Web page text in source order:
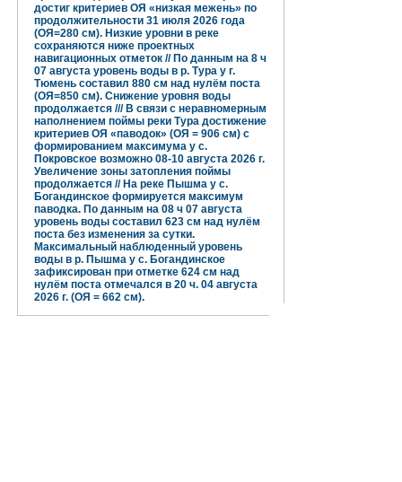
достиг критериев ОЯ «низкая межень» по
продолжительности 31 июля 2026 года
(ОЯ=280 см). Низкие уровни в реке
сохраняются ниже проектных
навигационных отметок // По данным на 8 ч
07 августа уровень воды в р. Тура у г.
Тюмень составил 880 см над нулём поста
(ОЯ=850 см). Снижение уровня воды
продолжается /// В связи с неравномерным
наполнением поймы реки Тура достижение
критериев ОЯ «паводок» (ОЯ = 906 см) с
формированием максимума у с.
Покровское возможно 08-10 августа 2026 г.
Увеличение зоны затопления поймы
продолжается // На реке Пышма у с.
Богандинское формируется максимум
паводка. По данным на 08 ч 07 августа
уровень воды составил 623 см над нулём
поста без изменения за сутки.
Максимальный наблюденный уровень
воды в р. Пышма у с. Богандинское
зафиксирован при отметке 624 см над
нулём поста отмечался в 20 ч. 04 августа
2026 г. (ОЯ = 662 см).